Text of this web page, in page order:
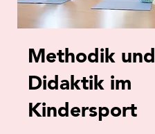
Methodik und
Didaktik im
Kindersport